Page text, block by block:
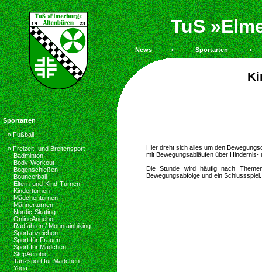
Sportarten
» Fußball
» Freizeit- und Breitensport
Badminton
Body-Workout
Bogenschießen
Bouncerball
Eltern-und-Kind-Turnen
Kinderturnen
Mädchenturnen
Männerturnen
Nordic-Skating
OnlineAngebot
Radfahren / Mountainbiking
Sportabzeichen
Sport für Frauen
Sport für Mädchen
StepAerobic
Tanzsport für Mädchen
Yoga
TuS
News • Sportarten •
Hier dreht sich alles um den
mit Bewegungsabläufen über
Die Stunde wird häufig nach
Bewegungsabfolge und ein Schlussspiel.